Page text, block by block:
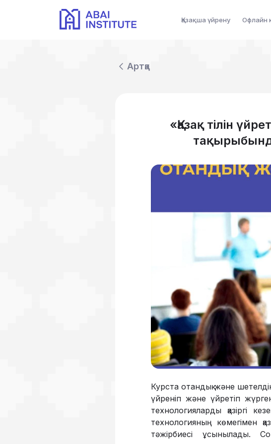
Қазақша үйрену Офлайн
Артқа
«Қазақ тілін
Курста отандық және
үйреніп және үйретіп жүрген
технологияларды қазіргі
технологияның көмегімен
тәжірбиесі ұсынылады.